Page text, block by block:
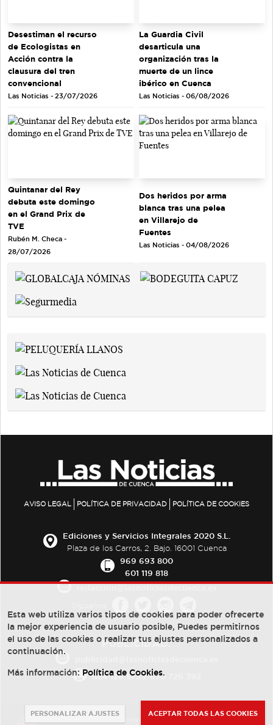
Desestiman el recurso
de Ecologistas en
Acción contra la
clausura del tren
convencional
Las Noticias - 23/07/2026
La Guardia Civil
desarticula una
organización tras la
muerte de un lince
ibérico en Cuenca
Las Noticias - 06/08/2026
Quintanar del Rey
debuta este domingo
en el Grand Prix de
TVE
Rubén M. Checa -
28/07/2026
Dos heridos por arma
blanca tras una pelea
en Villarejo de
Fuentes
Las Noticias - 04/08/2026
AVISO LEGAL POLÍTICA DE PRIVACIDAD POLÍTICA DE COOKIES
Ediciones y Servicios Integrales 2020 S.L.
Plaza de los Carros, 2. Bajo. 16001 Cuenca
969 693 800
601 119 818
PUBLICIDAD:
684 126 573/670 726 392
Esta web utiliza varios tipos de cookies para poder ofrecerte
la mejor experiencia de usuario posible, Puedes permitirnos
el uso de las cookies o realizar tus ajustes personalizados a
continuación.
Más información: Política de Cookies.
PERSONALIZAR AJUSTES ACEPTAR TODAS LAS COOKIES